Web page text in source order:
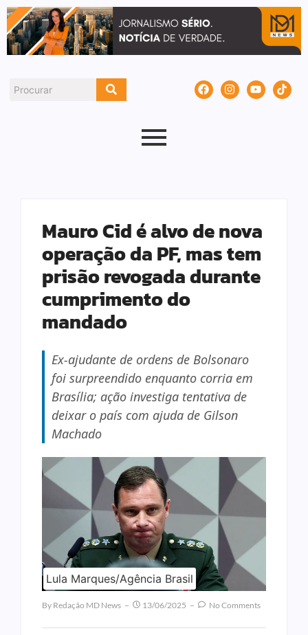
Mauro Cid é alvo de nova
operação da PF, mas tem
prisão revogada durante
cumprimento do
mandado
Ex-ajudante de ordens de Bolsonaro
foi surpreendido enquanto corria em
Brasília; ação investiga tentativa de
deixar o país com ajuda de Gilson
Machado
Lula Marques/Agência Brasil
By Redação MD News 13/06/2025 No Comments